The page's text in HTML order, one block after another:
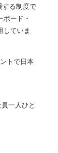
する制度で
ード・
していま
トで日本
一人ひと